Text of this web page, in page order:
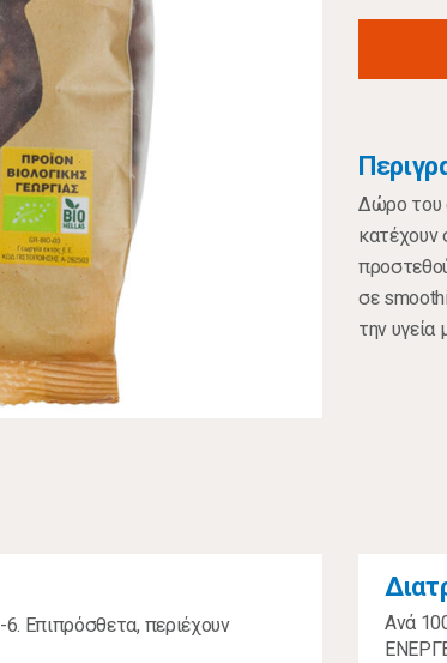
Δώρο του
κατέχουν
σε
την υγεία
Επιπρόσθετα, περιέχουν
Ανά